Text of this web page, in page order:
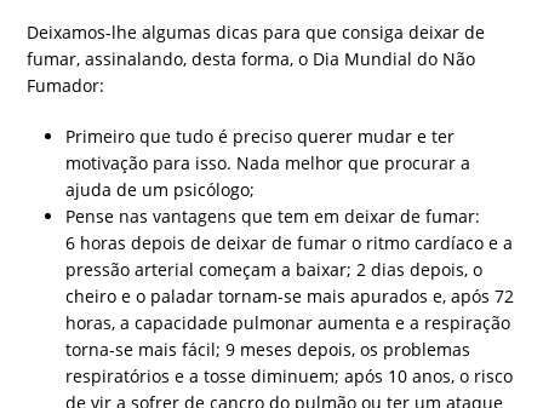
Deixamos-lhe algumas dicas para que consiga deixar de
fumar, assinalando, desta forma, o Dia Mundial do Não
Fumador:
Primeiro que tudo é preciso querer mudar e ter
motivação para isso. Nada melhor que procurar a
ajuda de um psicólogo;
Pense nas vantagens que tem em deixar de fumar:
6 horas depois de deixar de fumar o ritmo cardíaco e a
pressão arterial começam a baixar; 2 dias depois, o
cheiro e o paladar tornam-se mais apurados e, após 72
horas, a capacidade pulmonar aumenta e a respiração
torna-se mais fácil; 9 meses depois, os problemas
respiratórios e a tosse diminuem; após 10 anos, o risco
de vir a sofrer de cancro do pulmão ou ter um ataque